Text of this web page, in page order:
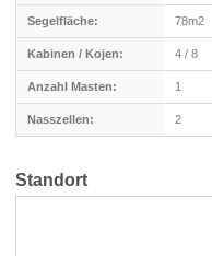
Segelfläche: 78m2
Kabinen / Kojen: 4 / 8
Anzahl Masten: 1
Nasszellen: 2
Standort